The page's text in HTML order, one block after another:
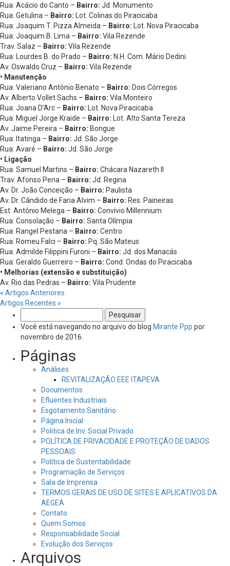
Rua: Acácio do Canto – Bairro: Jd. Monumento
Rua: Getulina – Bairro: Lot. Colinas do Piracicaba
Rua: Joaquim T. Pizza Almeida – Bairro: Lot. Nova Piracicaba
Rua: Joaquim B. Lima – Bairro: Vila Rezende
Trav. Salaz – Bairro: Vila Rezende
Rua: Lourdes B. do Prado – Bairro: N.H. Com. Mário Dedini
Av. Oswaldo Cruz – Bairro: Vila Rezende
• Manutenção
Rua: Valeriano Antônio Benato – Bairro: Dois Córregos
Av. Alberto Vollet Sachs – Bairro: Vila Monteiro
Rua: Joana D’Arc – Bairro: Lot. Nova Piracicaba
Rua: Miguel Jorge Kraide – Bairro: Lot. Alto Santa Tereza
Av. Jaime Pereira – Bairro: Bongue
Rua: Itatinga – Bairro: Jd. São Jorge
Rua: Avaré – Bairro: Jd. São Jorge
• Ligação
Rua: Samuel Martins – Bairro: Chácara Nazareth II
Trav. Afonso Pena – Bairro: Jd. Regina
Av. Dr. João Conceição – Bairro: Paulista
Av. Dr. Cândido de Faria Alvim – Bairro: Res. Paineiras
Est. Antônio Melega – Bairro: Convívio Millennium
Rua: Consolação – Bairro: Santa Olímpia
Rua: Rangel Pestana – Bairro: Centro
Rua: Romeu Falci – Bairro: Pq. São Mateus
Rua: Admilde Filippini Furoni – Bairro: Jd. dos Manacás
Rua: Geraldo Guerreiro – Bairro: Cond. Ondas do Piracicaba
• Melhorias (extensão e substituição)
Av. Rio das Pedras – Bairro: Vila Prudente
« Artigos Anteriores
Artigos Recentes »
por:
Você está navegando no arquivo do blog Mirante Ppp por
novembro de 2016.
Páginas
Análises
REVITALIZAÇÃO EEE ITAPEVA
Documentos
Efluentes Industriais
Esgotamento Sanitário
Página Inicial
Politica de Inv. Social Privado
POLÍTICA DE PRIVACIDADE E PROTEÇÃO DE DADOS
PESSOAIS
Política de Sustentabilidade
Programação de Serviços
Sala de Imprensa
TERMOS GERAIS DE USO DE SITES E APLICATIVOS DA
AEGEA
Contato
Quem Somos
Responsabilidade Social
Evolução dos Serviços
Arquivos